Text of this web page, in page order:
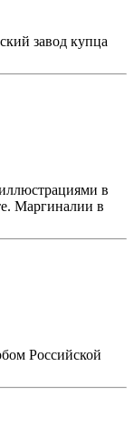
завод купца
в
Маргиналии в
Российской